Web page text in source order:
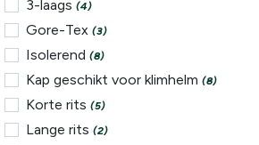
3-laags (4)
Gore-Tex (3)
Isolerend (8)
Kap geschikt voor klimhelm (8)
Korte rits (5)
Lange rits (2)